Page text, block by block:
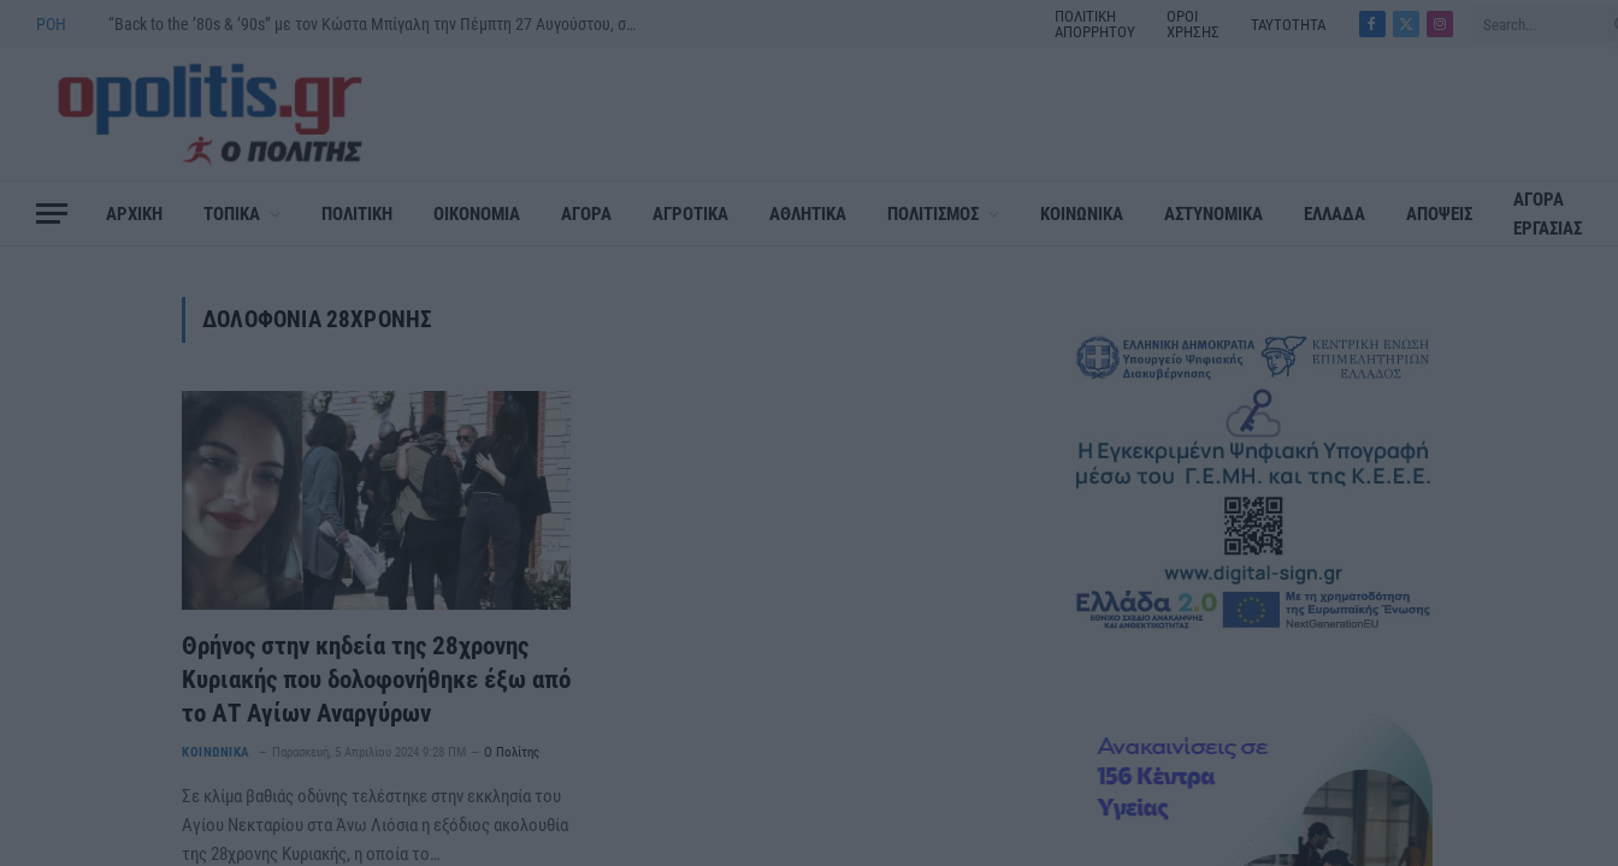
ΡΟΗ
ΠΟΛΙΤΙΚΗ
ΑΠΟΡΡΗΤΟΥ
ΟΡΟΙ
ΧΡΗΣΗΣ
ΤΑΥΤΟΤΗΤΑ
Facebook
X
Instagram
ΑΡΧΙΚΗ ΤΟΠΙΚΑ ΠΟΛΙΤΙΚΗ ΟΙΚΟΝΟΜΙΑ ΑΓΟΡΑ ΑΓΡΟΤΙΚΑ ΑΘΛΗΤΙΚΑ ΠΟΛΙΤΙΣΜΟΣ ΚΟΙΝΩΝΙΚΑ ΑΣΤΥΝΟΜΙΚΑ ΕΛΛΑΔΑ ΑΠΟΨΕΙΣ
ΑΓΟΡΑ
ΕΡΓΑΣΙΑΣ
ΔΟΛΟΦΟΝΙΑ 28ΧΡΟΝΗΣ
Θρήνος στην κηδεία της 28χρονης
Κυριακής που δολοφονήθηκε έξω από
το ΑΤ Αγίων Αναργύρων
ΚΟΙΝΩΝΙΚΑ Παρασκευή, 5 Απριλίου 2024 9:28 ΠΜ Ο Πολίτης
Σε κλίμα βαθιάς οδύνης τελέστηκε στην εκκλησία του
Αγίου Νεκταρίου στα Άνω Λιόσια η εξόδιος ακολουθία
της 28χρονης Κυριακής, η οποία το…